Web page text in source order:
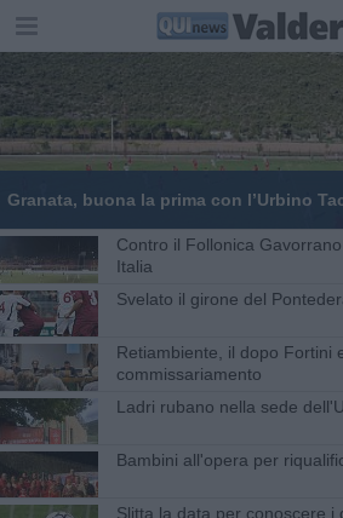
​Granata, buona la prima con l’Urbino
Contro il Follonica
Italia
Svelato il girone del
Retiambiente, il dopo Fortini
commissariamento
Ladri rubano nella sede
Bambini all'opera per
Slitta la data per conoscere i